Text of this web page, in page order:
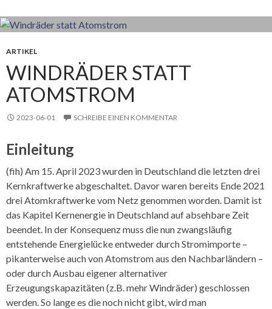
ARTIKEL
WINDRÄDER STATT
ATOMSTROM
2023-06-01 SCHREIBE EINEN KOMMENTAR
Einleitung
(fih) Am 15. April 2023 wurden in Deutschland die letzten drei
Kernkraftwerke abgeschaltet. Davor waren bereits Ende 2021
drei Atomkraftwerke vom Netz genommen worden. Damit ist
das Kapitel Kernenergie in Deutschland auf absehbare Zeit
beendet. In der Konsequenz muss die nun zwangsläufig
entstehende Energielücke entweder durch Stromimporte –
pikanterweise auch von Atomstrom aus den Nachbarländern –
oder durch Ausbau eigener alternativer
Erzeugungskapazitäten (z.B. mehr Windräder) geschlossen
werden. So lange es die noch nicht gibt, wird man